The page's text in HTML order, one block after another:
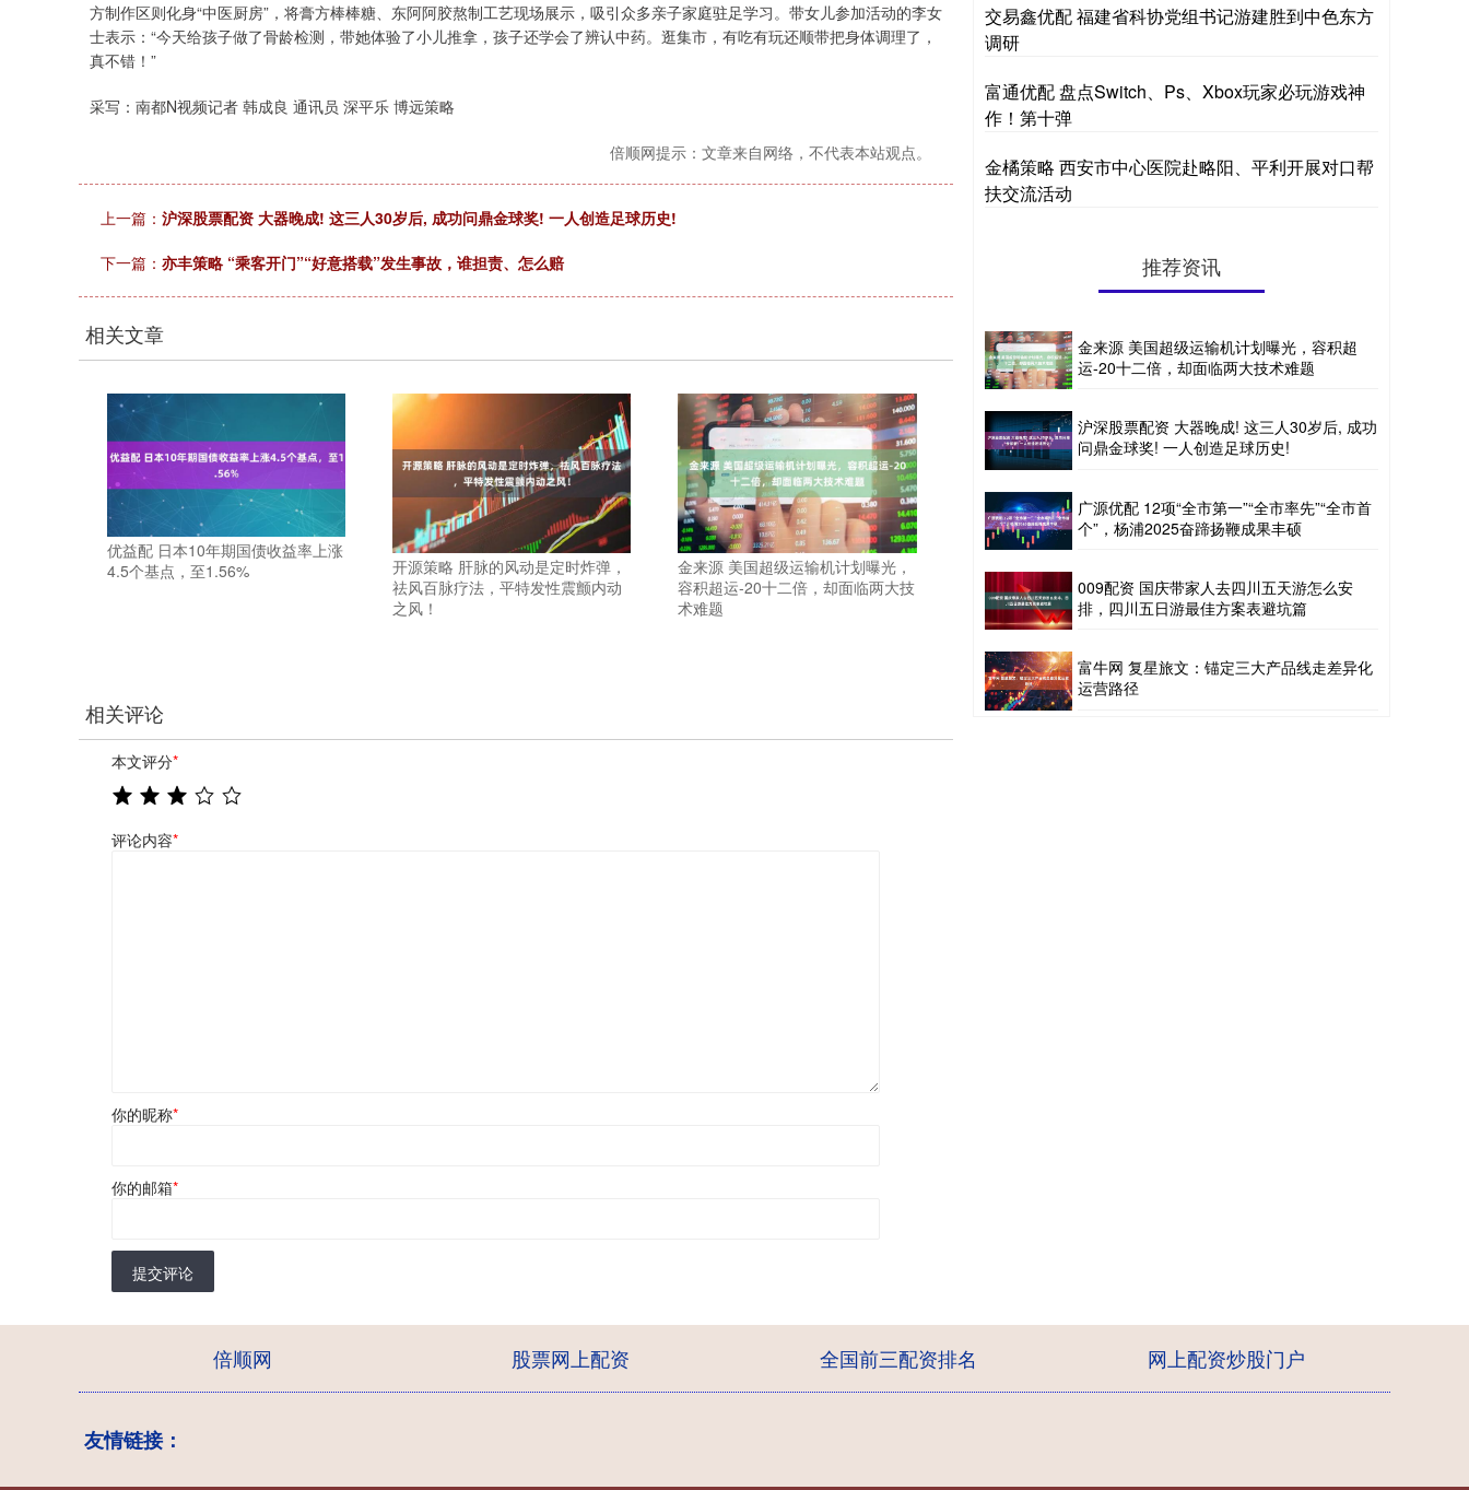
方制作区则化身“中医厨房”，将膏方棒棒糖、东阿阿胶熬制工艺现场展示，吸引众多亲子家庭驻足学习。带女儿参加活动的李女
士表示：“今天给孩子做了骨龄检测，带她体验了小儿推拿，孩子还学会了辨认中药。逛集市，有吃有玩还顺带把身体调理了，
真不错！”
采写：南都N视频记者 韩成良 通讯员 深平乐 博远策略
倍顺网提示：文章来自网络，不代表本站观点。
上一篇： 沪深股票配资 大器晚成! 这三人30岁后, 成功问鼎金球奖! 一人创造足球历史!
下一篇： 亦丰策略 “乘客开门”“好意搭载”发生事故，谁担责、怎么赔
相关文章
优益配 日本10年期国债收益率上涨
4.5个基点，至1.56%
开源策略 肝脉的风动是定时炸弹，
祛风百脉疗法，平特发性震颤内动
之风！
金来源 美国超级运输机计划曝光，
容积超运-20十二倍，却面临两大技
术难题
相关评论
本文评分*
评论内容*
你的昵称*
你的邮箱*
提交评论
交易鑫优配 福建省科协党组书记游建胜到中色东方
调研
富通优配 盘点Switch、Ps、Xbox玩家必玩游戏神
作！第十弹
金橘策略 西安市中心医院赴略阳、平利开展对口帮
扶交流活动
推荐资讯
金来源 美国超级运输机计划曝光，容积超
运-20十二倍，却面临两大技术难题
沪深股票配资 大器晚成! 这三人30岁后, 成功
问鼎金球奖! 一人创造足球历史!
广源优配 12项“全市第一”“全市率先”“全市首
个”，杨浦2025奋蹄扬鞭成果丰硕
009配资 国庆带家人去四川五天游怎么安
排，四川五日游最佳方案表避坑篇
富牛网 复星旅文：锚定三大产品线走差异化
运营路径
倍顺网 股票网上配资 全国前三配资排名 网上配资炒股门户
友情链接：